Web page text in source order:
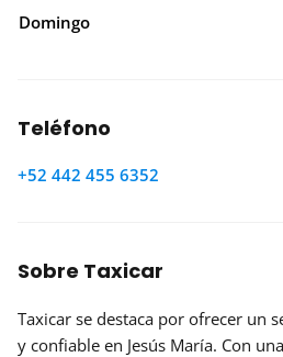
Domingo
Teléfono
+52 442 455 6352
Sobre Taxicar
Taxicar se destaca por ofrecer un
y confiable en Jesús María. Con